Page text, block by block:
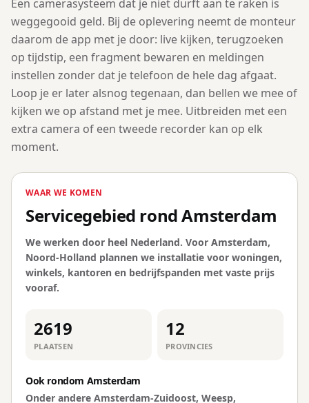
Een camerasysteem dat je niet durft aan te raken is
weggegooid geld. Bij de oplevering neemt de monteur
daarom de app met je door: live kijken, terugzoeken
op tijdstip, een fragment bewaren en meldingen
instellen zonder dat je telefoon de hele dag afgaat.
Loop je er later alsnog tegenaan, dan bellen we mee of
kijken we op afstand met je mee. Uitbreiden met een
extra camera of een tweede recorder kan op elk
moment.
WAAR WE KOMEN
Servicegebied rond Amsterdam
We werken door heel Nederland. Voor Amsterdam,
Noord-Holland plannen we installatie voor woningen,
winkels, kantoren en bedrijfspanden met vaste prijs
vooraf.
2619
PLAATSEN
12
PROVINCIES
Ook rondom Amsterdam
Onder andere Amsterdam-Zuidoost, Weesp,